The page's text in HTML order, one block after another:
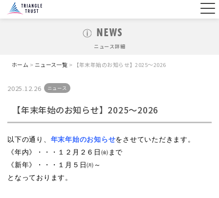
NEWS
ニュース詳細
ホーム > ニュース一覧 > 【年末年始のお知らせ】2025～2026
2025.12.26 ニュース
【年末年始のお知らせ】2025～2026
以下の通り、 年末年始のお知らせをさせていただきます。
《年内》・・・１２月２６日㈮まで
《新年》・・・１月５日㈪～
となっております。